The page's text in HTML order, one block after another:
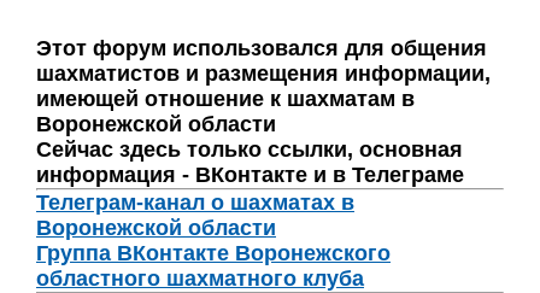
Этот форум использовался для общения
шахматистов и размещения информации,
имеющей отношение к шахматам в
Воронежской области
Сейчас здесь только ссылки, основная
информация - ВКонтакте и в Телеграме
Телеграм-канал о шахматах в
Воронежской области
Группа ВКонтакте Воронежского
областного шахматного клуба